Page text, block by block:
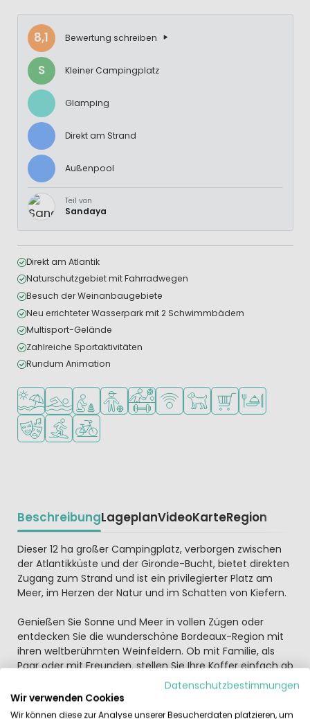
8,1 Bewertung schreiben
S Kleiner Campingplatz
Glamping
Direkt am Strand
Außenpool
Teil von
Sandaya
Direkt am Atlantik
Naturschutzgebiet mit Fahrradwegen
Besuch der Weinanbaugebiete
Neu errichteter Wasserpark mit 2 Schwimmbädern
Multisport-Gelände
Zahlreiche Sportaktivitäten
Rundum Animation
Am Strand und Meer
FreibadEmpfohlen für kleine Kinder
Empfohlen für Teenager
Viele Sportmöglichkeiten
WLAN verfügbar
Haustiere erlaubt
Supermarkt/Laden
Restaurant
Animationsteam
Wassersportmöglichkeiten
Fahrradverleih
BeschreibungLageplanVideoKarteRegion
Beschrijving
Dieser 12 ha großer Campingplatz, verborgen zwischen
der Atlantikküste und der Gironde-Bucht, bietet direkten
Zugang zum Strand und ist ein privilegierter Platz am
Meer, im Herzen der Natur und im Schatten von Kiefern.
Genießen Sie Sonne und Meer in vollen Zügen oder
entdecken Sie die wunderschöne Bordeaux-Region mit
ihren weltberühmten Weinfeldern. Ob mit Familie, als
Paar oder mit Freunden, stellen Sie Ihre Koffer einfach ab
und der Campingplatz Les Tamaris sorgt für den Rest.
Nutzen Sie die zahlreichen Services und Einrichtungen,
damit Sie einen Traumurlaub erleben. Erkunden Sie auch
Datenschutzbestimmungen
Wir verwenden Cookies
Wir können diese zur Analyse unserer Besucherdaten platzieren, um